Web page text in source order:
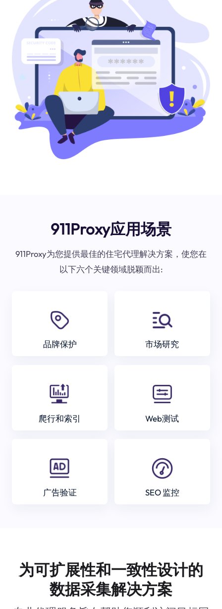
911Proxy应用场景
911Proxy为您提供最佳的住宅代理解决方案，使您在
以下六个关键领域脱颖而出:
品牌保护 市场研究
爬行和索引 Web测试
广告验证 SEO 监控
为可扩展性和一致性设计的
数据采集解决方案